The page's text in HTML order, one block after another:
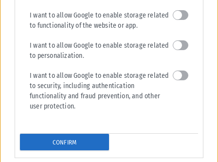
I want to allow Google to enable storage related
to functionality of the website or app.
I want to allow Google to enable storage related
to personalization.
I want to allow Google to enable storage related
to security, including authentication
functionality and fraud prevention, and other
user protection.
CONFIRM